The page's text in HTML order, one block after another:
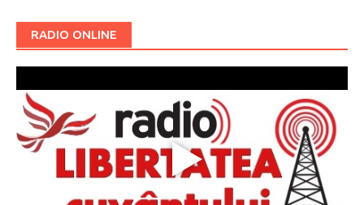
RADIO ONLINE